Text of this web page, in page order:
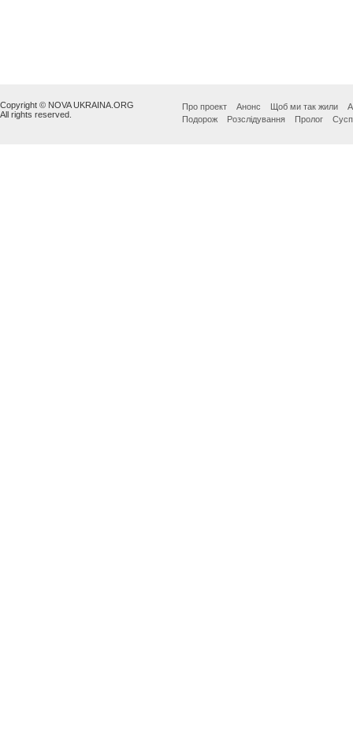
Copyright © NOVA UKRAINA.ORG
All rights reserved.
Про проект Анонс Щоб ми так жили
Подорож
Розслідування Пролог